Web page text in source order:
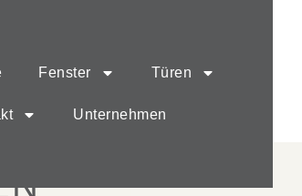
Fenster Türen
Unternehmen